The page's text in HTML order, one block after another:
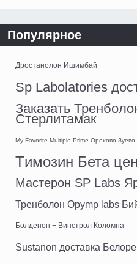
Популярное
Дростанолон Ишимбай
Sp Labolatories
Заказать
Стерлитамак
My Favorite Multiple Prime Орехово-Зуево
Tимозин Бета
Мастерон SP Labs
Тренболон Opymp labs
Болденон + Винстрол Коломна
Sustanon доставка